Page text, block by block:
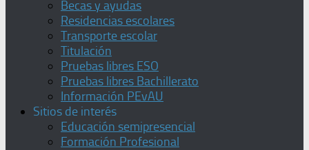
Becas y ayudas
Residencias escolares
Transporte escolar
Titulación
Pruebas libres ESO
Pruebas libres Bachillerato
Información PEvAU
Sitios de interés
Educación semipresencial
Formación Profesional